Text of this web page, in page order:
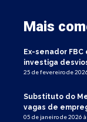
Mais
Ex-senador
investiga
25 de fevereiro de
Substituto do
vagas de
05 de janeiro de 2026